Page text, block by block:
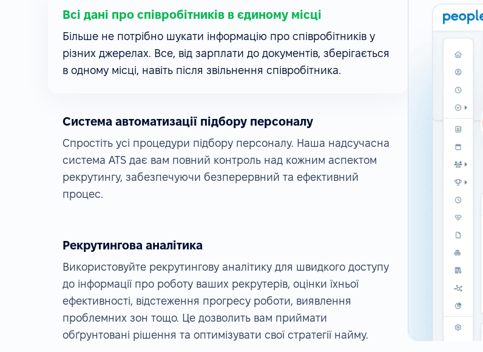
Всі дані про співробітників в єдиному місці
Більше не потрібно шукати інформацію про співробітників у
різних джерелах. Все, від зарплати до документів, зберігається
в одному місці, навіть після звільнення співробітника.
Система автоматизації підбору персоналу
Спростіть усі процедури підбору персоналу. Наша надсучасна
система ATS дає вам повний контроль над кожним аспектом
рекрутингу, забезпечуючи безперервний та ефективний
процес.
Рекрутингова аналітика
Використовуйте рекрутингову аналітику для швидкого доступу
до інформації про роботу ваших рекрутерів, оцінки їхньої
ефективності, відстеження прогресу роботи, виявлення
проблемних зон тощо. Це дозволить вам приймати
обґрунтовані рішення та оптимізувати свої стратегії найму.